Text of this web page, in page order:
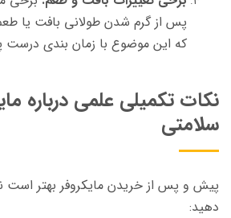
پس از گرم شدن طولانی بافت یا
که این موضوع با زمان بندی
نکات تکمیلی علمی درباره
سلامتی
پیش و پس از خریدن مایکروفر بهتر است
دهید: